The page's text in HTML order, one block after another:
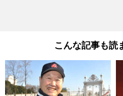
こんな記事も読